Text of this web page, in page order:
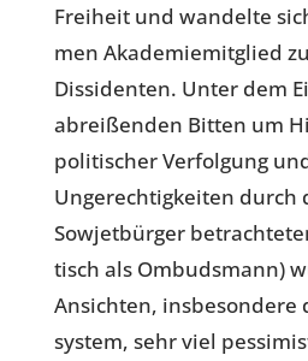
Frei­heit und wan­delte
men Aka­de­mie­mit­glied
Dis­si­den­ten. Unter dem
abrei­ßen­den Bitten um
poli­ti­scher Ver­fol­gung
Unge­rech­tig­kei­ten durch
Sowjet­bür­ger
tisch als Ombuds­mann)
Ansich­ten, ins­be­son­dere
sys­tem, sehr viel